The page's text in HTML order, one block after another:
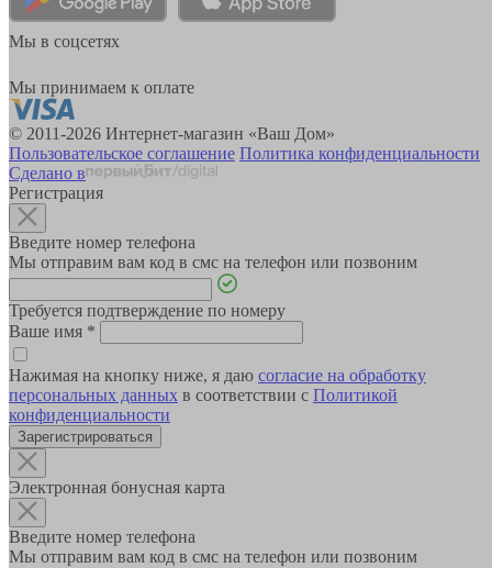
Мы в соцсетях
Мы принимаем к оплате
© 2011-2026 Интернет-магазин «Ваш Дом»
Пользовательское соглашение Политика конфиденциальности
Сделано в
Регистрация
Введите номер телефона
Мы отправим вам код в смс на телефон или позвоним
Требуется подтверждение по номеру
Ваше имя *
Нажимая на кнопку ниже, я даю согласие на обработку
персональных данных в соответствии с Политикой
конфиденциальности
Зарегистрироваться
Электронная бонусная карта
Введите номер телефона
Мы отправим вам код в смс на телефон или позвоним